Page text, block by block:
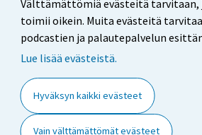
Välttämättömiä evästeitä tarvitaan,
toimii oikein. Muita evästeitä
podcastien ja palautepalvelun
Lue lisää evästeistä.
Hyväksyn kaikki evästeet
Vain välttämättömät evästeet
Käyttöehdot
Saavutettavuus
Tietoa sivustosta